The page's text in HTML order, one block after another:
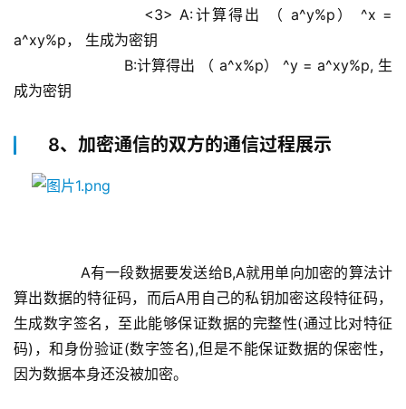
<3> A:计算得出 （ a^y%p） ^x =
a^xy%p， 生成为密钥
B:计算得出 （ a^x%p） ^y = a^xy%p, 生
成为密钥
8、加密通信的双方的通信过程展示
A有一段数据要发送给B,A就用单向加密的算法计
算出数据的特征码，而后A用自己的私钥加密这段特征码，
生成数字签名，至此能够保证数据的完整性(通过比对特征
码)，和身份验证(数字签名),但是不能保证数据的保密性，
因为数据本身还没被加密。